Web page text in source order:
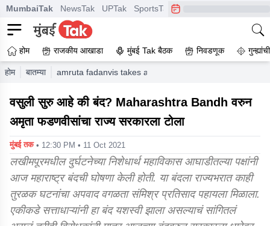
MumbaiTak NewsTak UPTak SportsTak CrimeTak
होम राजकीय आखाडा मुंबई Tak बैठक निवडणूक
होम बातम्या amruta fadanvis takes a dig at state government on
वसुली सुरु आहे की बंद? Maharashtra Bandh वरुन
अमृता फडणवीसांचा राज्य सरकारला टोला
मुंबई तक • 12:30 PM • 11 Oct 2021
लखीमपूरमधील दुर्घटनेच्या निशेधार्थ महाविकास आघाडीतल्या पक्षांनी
आज महाराष्ट्र बंदची घोषणा केली होती. या बंदला राज्यभरात काही
तुरळक घटनांचा अपवाद वगळता संमिश्र प्रतिसाद पहायला मिळाला.
एकीकडे सत्ताधाऱ्यांनी हा बंद यशस्वी झाला असल्याचं सांगितलं